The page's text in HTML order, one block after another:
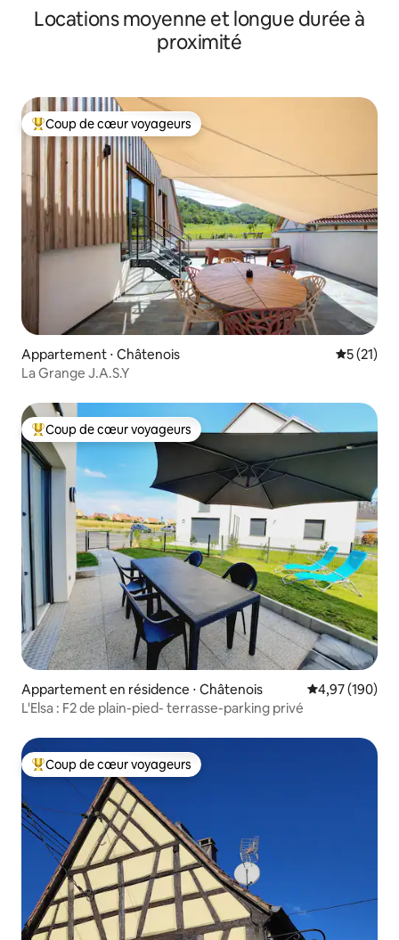
Locations moyenne et longue durée à
proximité
Coups de cœur voyageurs les plus appréciés
Coup de cœur voyageurs
Appartement ⋅ Châtenois
5 (21)
La Grange J.A.S.Y
Coups de cœur voyageurs les plus appréciés
Coup de cœur voyageurs
Appartement en résidence ⋅ Châtenois Évaluation
4,97 (190)
L'Elsa : F2 de plain-pied- terrasse-parking privé
Coups de cœur voyageurs les plus appréciés
Coup de cœur voyageurs